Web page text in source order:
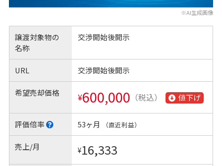
※AI生成画像
譲渡対象物の
名称
交渉開始後開示
URL 交渉開始後開示
希望売却価格 ¥600,000 （税込） 値下げ
評価倍率 53ヶ月 （直近利益）
売上/月 ¥16,333